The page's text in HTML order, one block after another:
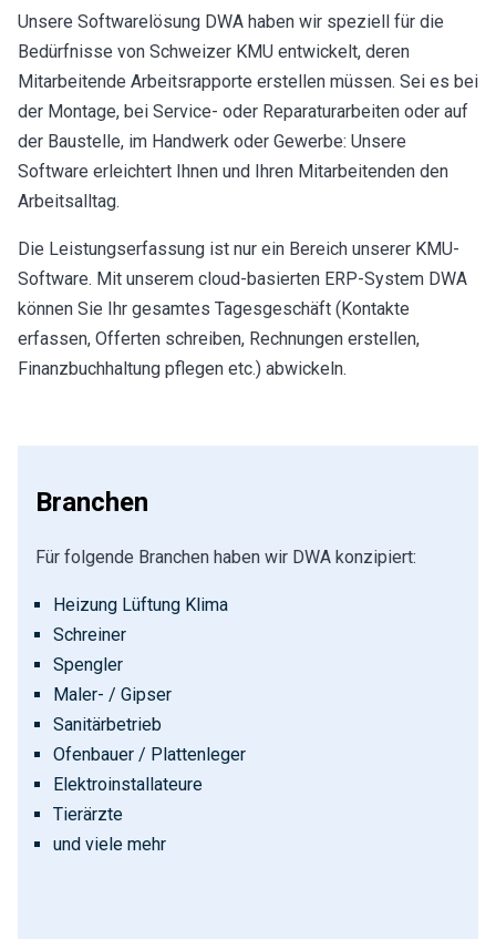
Unsere Softwarelösung DWA haben wir speziell für die
Bedürfnisse von Schweizer KMU entwickelt, deren
Mitarbeitende Arbeitsrapporte erstellen müssen. Sei es bei
der Montage, bei Service- oder Reparaturarbeiten oder auf
der Baustelle, im Handwerk oder Gewerbe: Unsere
Software erleichtert Ihnen und Ihren Mitarbeitenden den
Arbeitsalltag.
Die Leistungserfassung ist nur ein Bereich unserer KMU-
Software. Mit unserem cloud-basierten ERP-System DWA
können Sie Ihr gesamtes Tagesgeschäft (Kontakte
erfassen, Offerten schreiben, Rechnungen erstellen,
Finanzbuchhaltung pflegen etc.) abwickeln.
Branchen
Für folgende Branchen haben wir DWA konzipiert:
Heizung Lüftung Klima
Schreiner
Spengler
Maler- / Gipser
Sanitärbetrieb
Ofenbauer / Plattenleger
Elektroinstallateure
Tierärzte
und viele mehr